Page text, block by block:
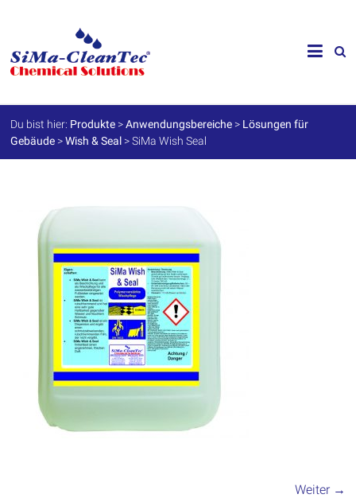
SiMa-
Cleantec
GmbH
Spezialprodukte
für
Du bist hier: Produkte >Anwendungsbereiche > Lösungen für
Gebäude >Wish & Seal >SiMa Wish Seal
Weiter →